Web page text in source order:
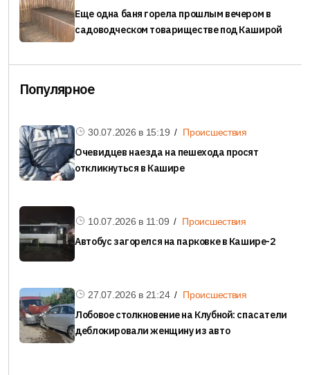
Еще одна баня горела прошлым вечером в
садоводческом товариществе под Каширой
Популярное
30.07.2026 в 15:19 Происшествия
Очевидцев наезда на пешехода просят
откликнуться в Кашире
10.07.2026 в 11:09 Происшествия
Автобус загорелся на парковке в Кашире-2
27.07.2026 в 21:24 Происшествия
Лобовое столкновение на Клубной: спасатели
деблокировали женщину из авто